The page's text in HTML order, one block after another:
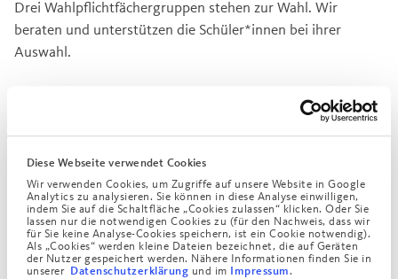
Diese Webseite verwendet Cookies
Wir verwenden Cookies, um Zugriffe auf unsere Website in Google
Analytics zu analysieren. Sie können in diese Analyse einwilligen,
indem Sie auf die Schaltfläche „Cookies zulassen“ klicken. Oder Sie
lassen nur die notwendigen Cookies zu (für den Nachweis, dass wir
für Sie keine Analyse-Cookies speichern, ist ein Cookie notwendig).
Als „Cookies“ werden kleine Dateien bezeichnet, die auf Geräten
der Nutzer gespeichert werden. Nähere Informationen finden Sie in
unserer Datenschutzerklärung und im Impressum.
Drei Wahlpflichtfächergruppen stehen zur Wahl. Wir
beraten und unterstützen die Schüler*innen bei ihrer
Auswahl.
Wahlpflichtfächergruppe I: Physik
Wahlpflichtfächergruppe II:
Betriebswirtschaftslehre/Rechnungswesen
Wahlpflichtfächergruppe III: Kunsterziehung